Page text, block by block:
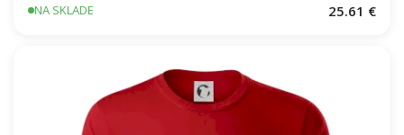
NA SKLADE 25.61 €